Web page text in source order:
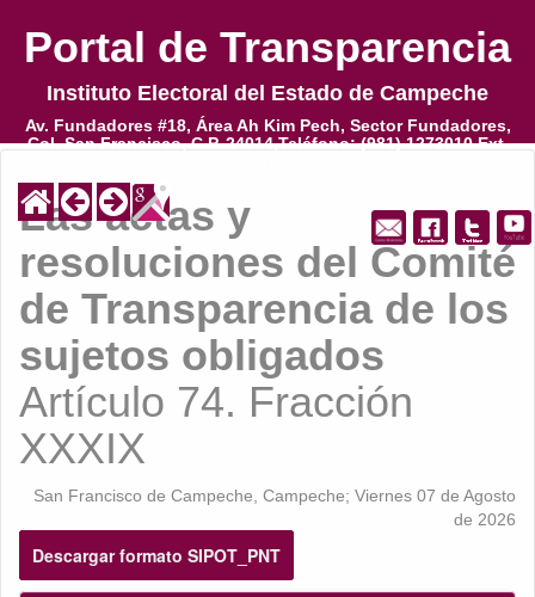
Portal de Transparencia
Instituto Electoral del Estado de Campeche
Av. Fundadores #18, Área Ah Kim Pech, Sector Fundadores,
Col. San Francisco, C.P. 24014,Teléfono: (981) 1273010 Ext.
Portal de Transparencia
Instituto Electoral del Estado de Campeche
Av. Fundadores #18, Área Ah Kim Pech, Sector Fundadores,
Col. San Francisco, C.P. 24014,Teléfono: (981) 1273010 Ext.
Las actas y
resoluciones del Comité
de Transparencia de los
sujetos obligados
Artículo 74. Fracción
XXXIX
San Francisco de Campeche, Campeche; Viernes 07 de Agosto
de 2026
Descargar formato SIPOT_PNT